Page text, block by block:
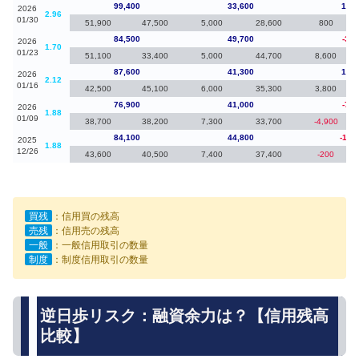
2026
01/30
2.96
99,400 33,600
51,900
47,500 5,000 28,600 800
2026
01/23
1.70
84,500 49,700
-
51,100
33,400 5,000 44,700 8,600
2026
01/16
2.12
87,600 41,300
42,500
45,100 6,000 35,300 3,800
2026
01/09
1.88
76,900 41,000
-
38,700
38,200 7,300 33,700 -4,900
2025
12/26
1.88
84,100 44,800
-
43,600
40,500 7,400 37,400 -200
買残
：信用買の残高
売残
：信用売の残高
一般
：一般信用取引の数量
制度
：制度信用取引の数量
逆日歩リスク：融資余力は？【信用残高
比較】